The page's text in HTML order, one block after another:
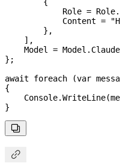
            Role
= Role.
            Content
=
        },
    ],
    Model
= Model .
};
await foreach (var
{
    Console
.WriteLine(
}

